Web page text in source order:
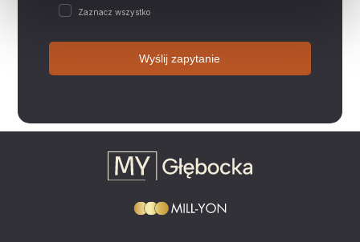
Zaznacz wszystko
Wyślij zapytanie